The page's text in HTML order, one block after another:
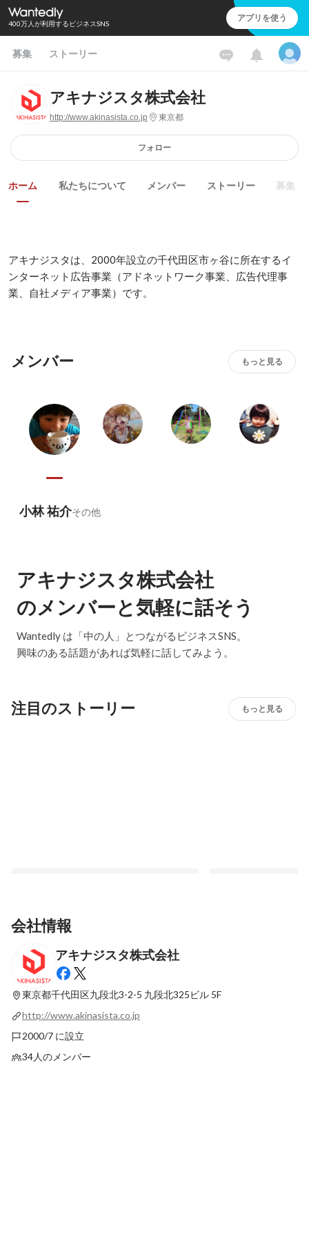
400万人が利用するビジネスSNS アプリを使う
募集 ストーリー
アキナジスタ株式会社
http://www.akinasista.co.jp 東京都
フォロー
ホーム 私たちについて メンバー ストーリー 募集
アキナジスタは、2000年設立の千代田区市ヶ谷に所在するイ
ンターネット広告事業（アドネットワーク事業、広告代理事
業、自社メディア事業）です。
メンバー もっと見る
小林 祐介その他
アキナジスタ株式会社
のメンバーと気軽に話そう
Wantedly は「中の人」とつながるビジネスSNS。
興味のある話題があれば気軽に話してみよう。
注目のストーリー もっと見る
赤字転落から吸収合併、上場廃止……それ
でも“アキナジスタ”という生命体は死なず
固定された投稿 固定された投稿
会社情報
アキナジスタ株式会社
東京都千代田区九段北3-2-5 九段北325ビル 5F
http://www.akinasista.co.jp
2000/7 に設立
34人のメンバー